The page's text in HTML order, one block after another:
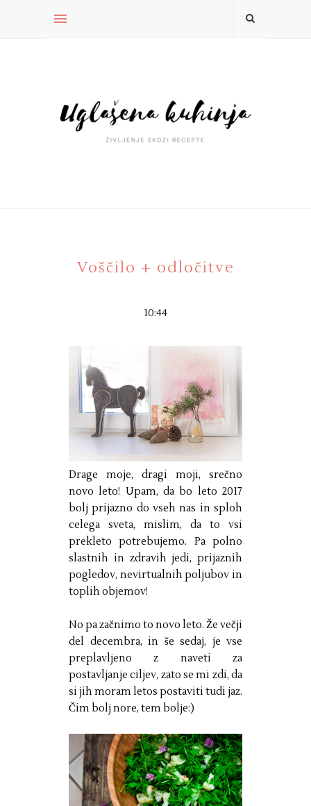
Voščilo + odločitve
10:44
Drage moje, dragi moji, srečno
novo leto! Upam, da bo leto 2017
bolj prijazno do vseh nas in sploh
celega sveta, mislim, da to vsi
prekleto potrebujemo. Pa polno
slastnih in zdravih jedi, prijaznih
pogledov, nevirtualnih poljubov in
toplih objemov!
No pa začnimo to novo leto. Že večji
del decembra, in še sedaj, je vse
preplavljeno z naveti za
postavljanje ciljev, zato se mi zdi, da
si jih moram letos postaviti tudi jaz.
Čim bolj nore, tem bolje:)